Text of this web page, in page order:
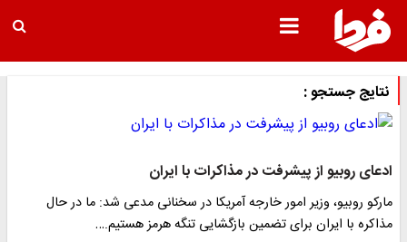
نتایج جستجو :
ادعای روبیو از پیشرفت‌ در مذاکرات با ایران
مارکو روبیو، وزیر امور خارجه آمریکا در سخنانی مدعی شد: ما در حال
مذاکره با ایران برای تضمین بازگشایی تنگه هرمز هستیم.…